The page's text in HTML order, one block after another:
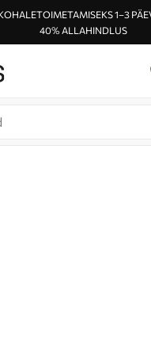
1–3
40% ALLAHINDLUS